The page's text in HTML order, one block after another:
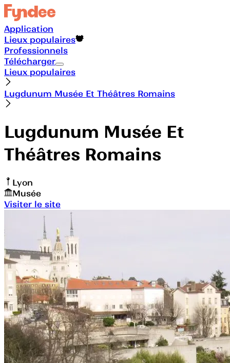
Application
Lieux populaires
Professionnels
Télécharger
Lieux populaires
Lugdunum Musée Et Théâtres Romains
Lugdunum Musée Et
Théâtres Romains
Lyon
Musée
Visiter le site